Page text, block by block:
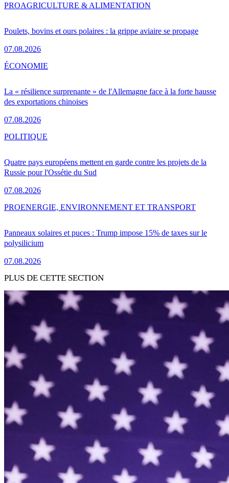
Poulets, bovins et ours polaires : la grippe aviaire se propage
07.08.2026
PROAGRICULTURE & ALIMENTATION
La « résilience surprenante » de l'Allemagne face à la forte hausse
des exportations chinoises
07.08.2026
ÉCONOMIE
Quatre pays européens mettent en garde contre les projets de la
Russie pour l'Ossétie du Sud
07.08.2026
POLITIQUE
Panneaux solaires et puces : Trump impose 15% de taxes sur le
polysilicium
07.08.2026
PROENERGIE, ENVIRONNEMENT ET TRANSPORT
PLUS DE CETTE SECTION